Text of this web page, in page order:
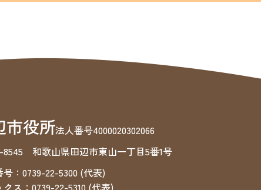
法人番号4000020302066
8545 和歌山県田辺市東山一丁目5番1号
：0739-22-5300 (代表)
クス：0739-22-5310 (代表)